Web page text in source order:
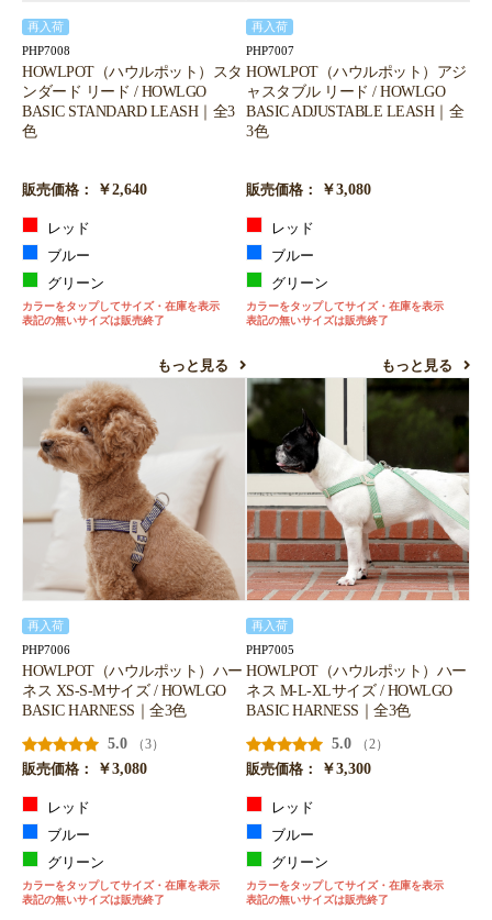
再入荷
PHP7008
HOWLPOT（ハウルポット）スタ
ンダード リード / HOWLGO
BASIC STANDARD LEASH｜全3
色
販売価格： ￥2,640
レッド
ブルー
グリーン
カラーをタップしてサイズ・在庫を表示
表記の無いサイズは販売終了
もっと見る
再入荷
PHP7007
HOWLPOT（ハウルポット）アジ
ャスタブル リード / HOWLGO
BASIC ADJUSTABLE LEASH｜全
3色
販売価格： ￥3,080
レッド
ブルー
グリーン
カラーをタップしてサイズ・在庫を表示
表記の無いサイズは販売終了
もっと見る
再入荷
PHP7006
HOWLPOT（ハウルポット）ハー
ネス XS-S-Mサイズ / HOWLGO
BASIC HARNESS｜全3色
5.0
（3）
販売価格：
￥3,080
レッド
ブルー
グリーン
カラーをタップしてサイズ・在庫を表示
表記の無いサイズは販売終了
再入荷
PHP7005
HOWLPOT（ハウルポット）ハー
ネス M-L-XLサイズ / HOWLGO
BASIC HARNESS｜全3色
5.0
（2）
販売価格：
￥3,300
レッド
ブルー
グリーン
カラーをタップしてサイズ・在庫を表示
表記の無いサイズは販売終了